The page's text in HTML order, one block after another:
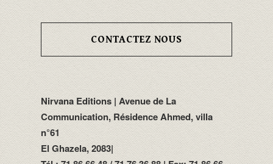
CONTACTEZ NOUS
Nirvana Editions | Avenue de La
Communication, Résidence Ahmed, villa
n°61
El Ghazela, 2083|